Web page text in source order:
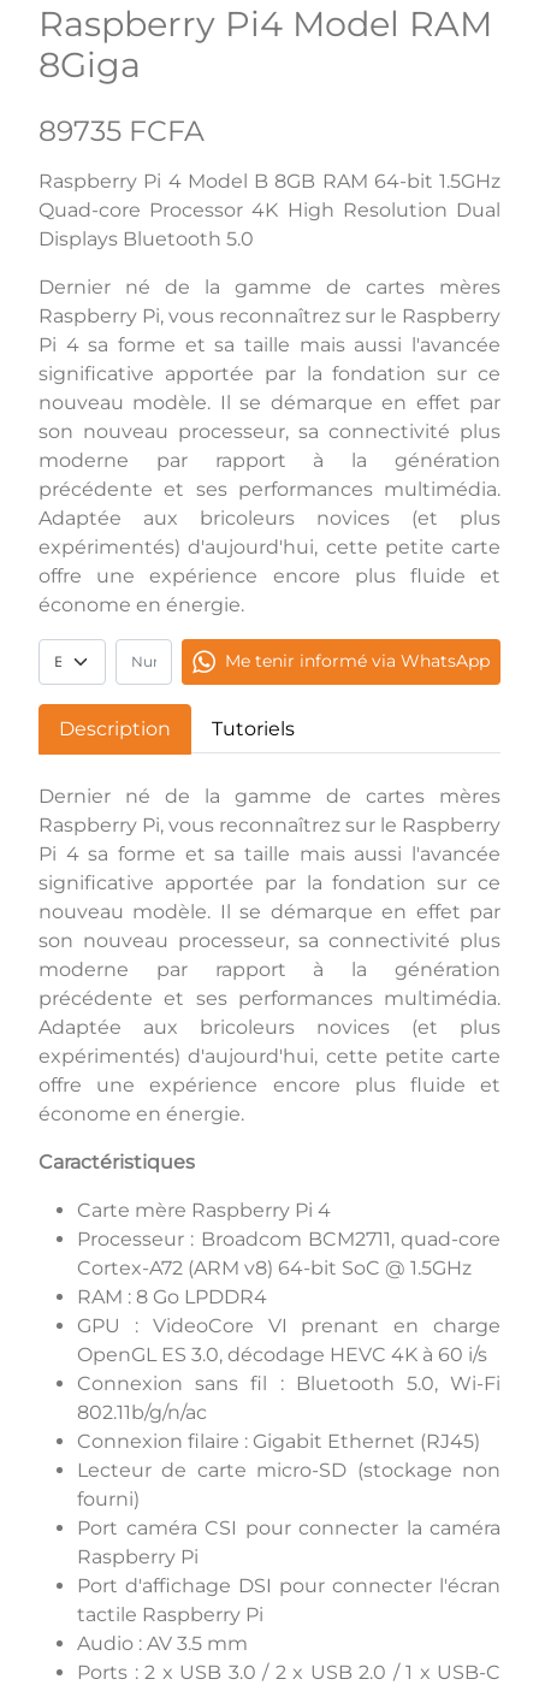
Raspberry Pi4 Model RAM
8Giga
89735 FCFA
Raspberry Pi 4 Model B 8GB RAM 64-bit 1.5GHz
Quad-core Processor 4K High Resolution Dual
Displays Bluetooth 5.0
Dernier né de la gamme de cartes mères
Raspberry Pi, vous reconnaîtrez sur le Raspberry
Pi 4 sa forme et sa taille mais aussi l'avancée
significative apportée par la fondation sur ce
nouveau modèle. Il se démarque en effet par
son nouveau processeur, sa connectivité plus
moderne par rapport à la génération
précédente et ses performances multimédia.
Adaptée aux bricoleurs novices (et plus
expérimentés) d'aujourd'hui, cette petite carte
offre une expérience encore plus fluide et
économe en énergie.
Me tenir informé via WhatsApp
Description Tutoriels
Dernier né de la gamme de cartes mères
Raspberry Pi, vous reconnaîtrez sur le Raspberry
Pi 4 sa forme et sa taille mais aussi l'avancée
significative apportée par la fondation sur ce
nouveau modèle. Il se démarque en effet par
son nouveau processeur, sa connectivité plus
moderne par rapport à la génération
précédente et ses performances multimédia.
Adaptée aux bricoleurs novices (et plus
expérimentés) d'aujourd'hui, cette petite carte
offre une expérience encore plus fluide et
économe en énergie.
Caractéristiques
Carte mère Raspberry Pi 4
Processeur : Broadcom BCM2711, quad-core
Cortex-A72 (ARM v8) 64-bit SoC @ 1.5GHz
RAM : 8 Go LPDDR4
GPU : VideoCore VI prenant en charge
OpenGL ES 3.0, décodage HEVC 4K à 60 i/s
Connexion sans fil : Bluetooth 5.0, Wi-Fi
802.11b/g/n/ac
Connexion filaire : Gigabit Ethernet (RJ45)
Lecteur de carte micro-SD (stockage non
fourni)
Port caméra CSI pour connecter la caméra
Raspberry Pi
Port d'affichage DSI pour connecter l'écran
tactile Raspberry Pi
Audio : AV 3.5 mm
Ports : 2 x USB 3.0 / 2 x USB 2.0 / 1 x USB-C